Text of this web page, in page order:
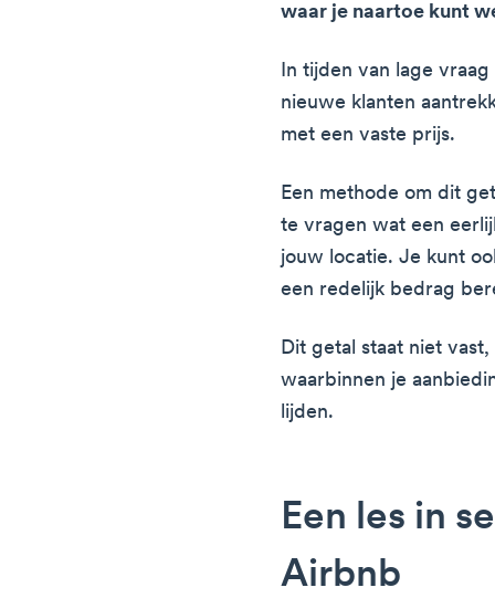
waar je naartoe kunt
In tijden van lage
nieuwe klanten
met een vaste prijs.
Een methode om dit
te vragen wat een
jouw locatie. Je kunt
een redelijk bedrag
Dit getal staat niet
waarbinnen je
lijden.
Een les in
Airbnb